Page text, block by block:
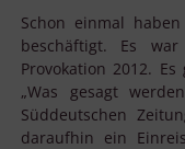
Schon einmal
beschäftigt. Es
Provokation 2012.
„Was gesagt
Süddeutschen
daraufhin ein